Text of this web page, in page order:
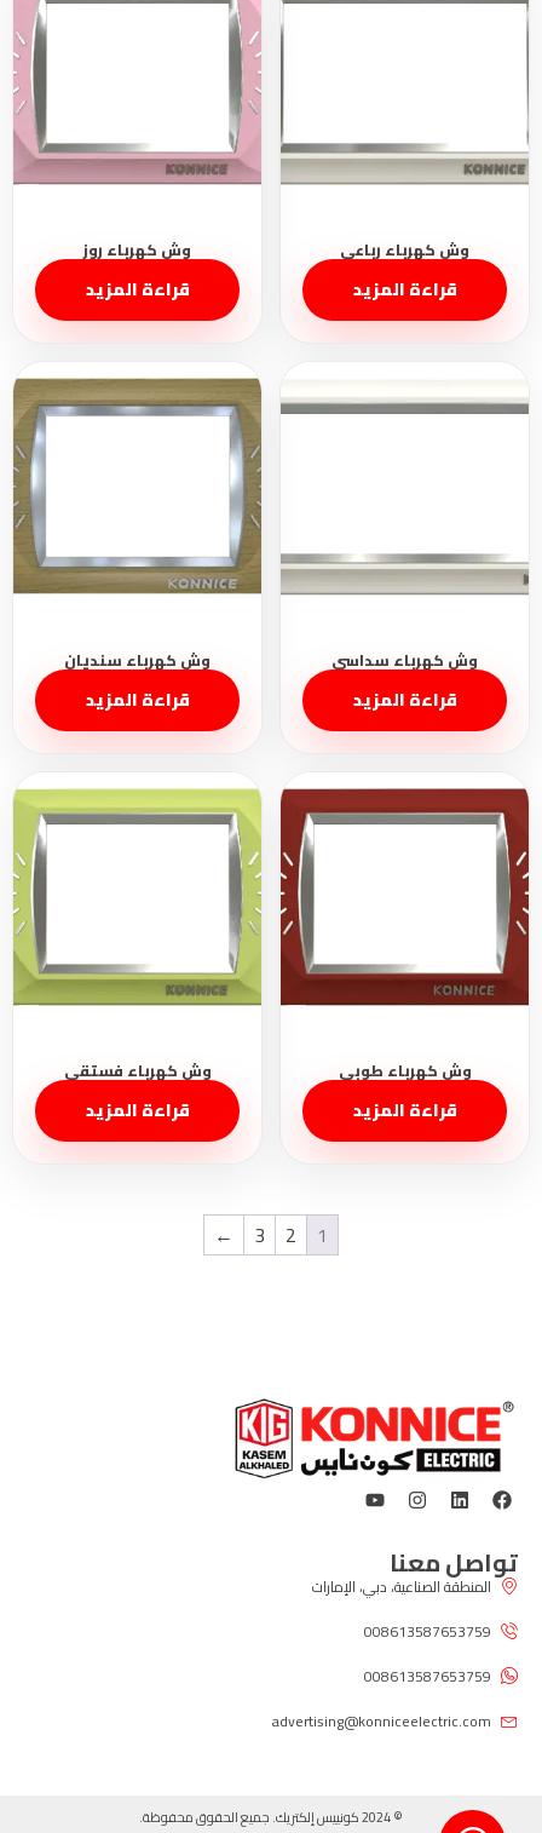
قراءة المزيد قراءة المزيد
قراءة المزيد قراءة المزيد
قراءة المزيد قراءة المزيد
1
2
3
←
تواصل معنا
المنطقة الصناعية، دبي، الإمارات
008613587653759
008613587653759
advertising@konniceelectric.com
© 2024 كونييس إلكتريك. جميع الحقوق محفوظة.